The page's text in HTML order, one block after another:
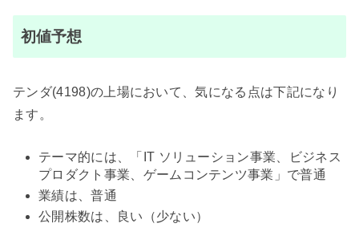
初値予想
テンダ(4198)の上場において、気になる点は下記になり
ます。
テーマ的には、「IT ソリューション事業、ビジネス
プロダクト事業、ゲームコンテンツ事業」で普通
業績は、普通
公開株数は、良い（少ない）